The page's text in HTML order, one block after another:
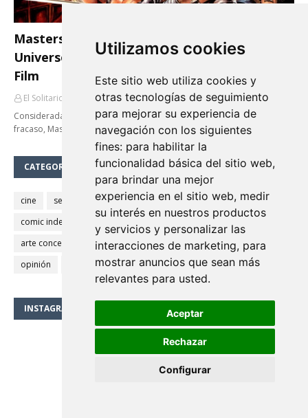
Utilizamos cookies
Este sitio web utiliza cookies y
otras tecnologías de seguimiento
para mejorar su experiencia de
navegación con los siguientes
fines: para habilitar la
funcionalidad básica del sitio web,
para brindar una mejor
experiencia en el sitio web, medir
su interés en nuestros productos
y servicios y personalizar las
interacciones de marketing, para
mostrar anuncios que sean más
relevantes para usted.
Aceptar
Rechazar
Configurar
Masters del Universo (Masters of the
Universe) 30 Aniversario: 5 Curiosidades del
Film
El Solitario de Providence
Agosto 09, 2017
Considerada un clásico de culto a pesar de que en su día fue todo un
fracaso, Masters…
CATEGORÍAS
cine series Batman terror fantasía
Superman
comic independiente
Spider-Man
arte conceptual
ilustración animación
star wars
opinión
Star Trek Lovecraft comic europeo
INSTAGRAM